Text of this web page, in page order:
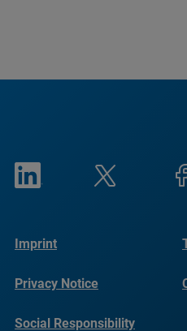
Imprint
Privacy Notice
Social Responsibility